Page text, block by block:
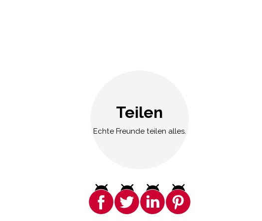
Teilen
Echte Freunde teilen alles.